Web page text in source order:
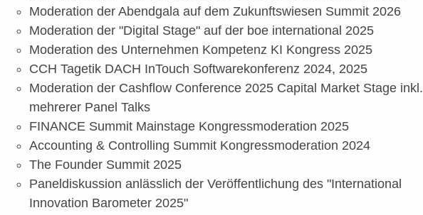
Moderation der Abendgala auf dem Zukunftswiesen Summit 2026
Moderation der "Digital Stage" auf der boe international 2025
Moderation des Unternehmen Kompetenz KI Kongress 2025
CCH Tagetik DACH InTouch Softwarekonferenz 2024, 2025
Moderation der Cashflow Conference 2025 Capital Market Stage inkl.
mehrerer Panel Talks
FINANCE Summit Mainstage Kongressmoderation 2025
Accounting & Controlling Summit Kongressmoderation 2024
The Founder Summit 2025
Paneldiskussion anlässlich der Veröffentlichung des "International
Innovation Barometer 2025"